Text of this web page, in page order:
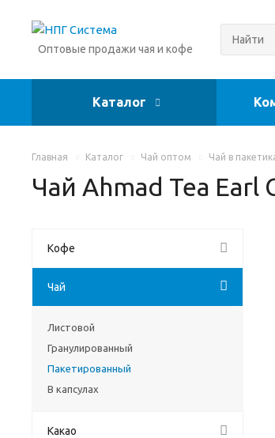
Оптовые продажи чая и кофе
Каталог
Главная Каталог Чай оптом Чай в
Чай Ahmad Tea Earl
Кофе
Чай
Листовой
Гранулированный
Пакетированный
В капсулах
Какао